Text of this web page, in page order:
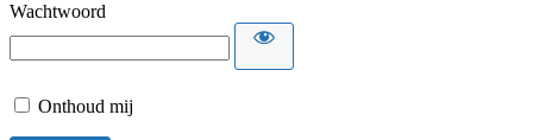
Wachtwoord
Onthoud mij